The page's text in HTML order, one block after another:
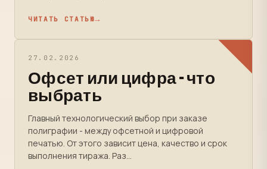
ЧИТАТЬ СТАТЬЮ
27.02.2026
Офсет или цифра - что
выбрать
Главный технологический выбор при заказе
полиграфии - между офсетной и цифровой
печатью. От этого зависит цена, качество и срок
выполнения тиража. Раз...